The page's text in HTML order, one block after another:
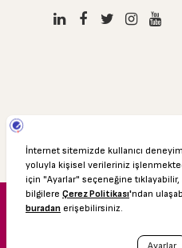
© 2016 Özyeğin Üniversitesi
Akademik Takvim